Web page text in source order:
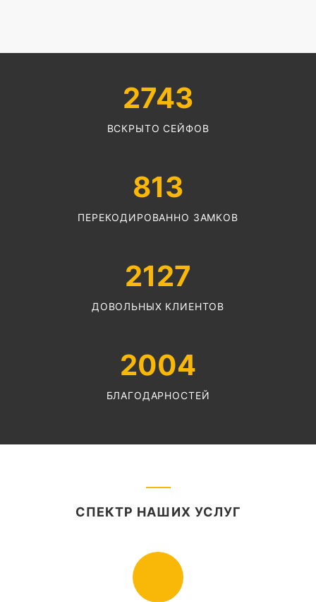
2743
ВСКРЫТО СЕЙФОВ
813
ПЕРЕКОДИРОВАННО ЗАМКОВ
2127
ДОВОЛЬНЫХ КЛИЕНТОВ
2004
БЛАГОДАРНОСТЕЙ
СПЕКТР НАШИХ УСЛУГ